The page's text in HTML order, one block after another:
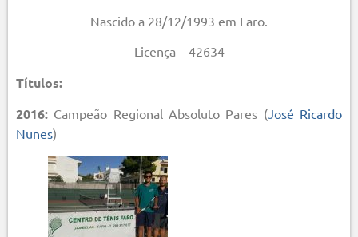
Nascido a 28/12/1993 em Faro.
Licença – 42634
Títulos:
2016: Campeão Regional Absoluto Pares (José Ricardo
Nunes)